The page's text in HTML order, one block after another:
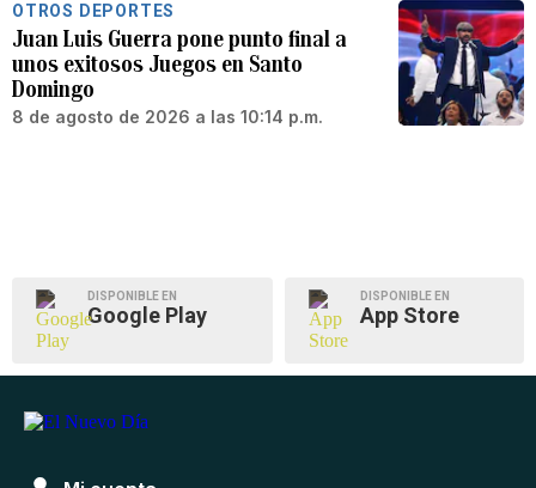
OTROS DEPORTES
Juan Luis Guerra pone punto final a
unos exitosos Juegos en Santo
Domingo
8 de agosto de 2026 a las 10:14 p.m.
DISPONIBLE EN
Google Play
DISPONIBLE EN
App Store